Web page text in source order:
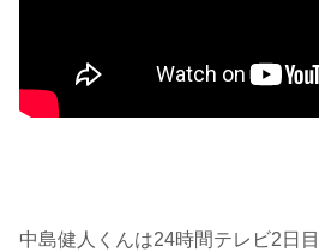
中島健人くんは24時間テレビ2日